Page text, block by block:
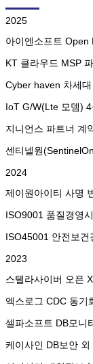
2025
아이엔소프트 Open
KT 클라우드 MSP
Cyber haven 차세
IoT G/W(Lte 모뎀)
지니언스 파트너 계
센티넬원
2024
제이원아이티 사명
ISO9001 품질경영
ISO45001 안전보건
2023
스텔라사이버 오픈
엑스로그 CDC 동기
셀파소프트 DB모니
케이사인 DB보안